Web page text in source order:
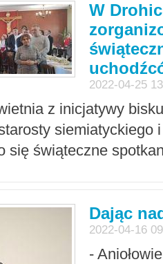
W
2022-04-25
z inicjatywy
siemiatyckiego
się świąteczne
Dając
2022-04-16
-